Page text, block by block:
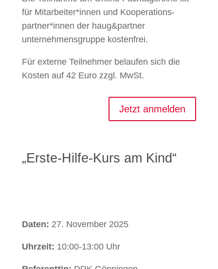
für Mitarbeiter*innen und Kooperations­
partner*innen der haug&partner
unternehmensgruppe kostenfrei.
Für externe Teilnehmer belaufen sich die
Kosten auf 42 Euro zzgl. MwSt.
Jetzt anmelden
„Erste-Hilfe-Kurs am Kind“
Daten: 27. November 2025
Uhrzeit: 10:00-13:00 Uhr